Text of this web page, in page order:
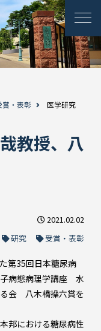
賞・表彰
医学研究
教授、八
2021.02.02
研究
受賞・表彰
第35回日本糖尿病
病態病理学講座 水
会 八木橋操六賞を
邦における糖尿病性